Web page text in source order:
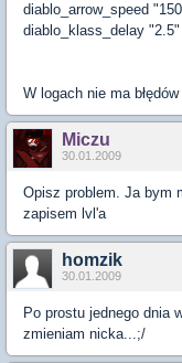
diablo_arrow_speed
diablo_klass_delay "2.5"
W logach nie ma błędów
Miczu
30.01.2009
Opisz problem. Ja bym
zapisem lvl'a
homzik
30.01.2009
Po prostu jednego dnia
zmieniam nicka...;/